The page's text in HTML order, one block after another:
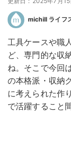
michill ライフ
工具ケースや職
ど、専門的な収
ね。そこで今回
の本格派・収納
に考えられた作
で活躍すること